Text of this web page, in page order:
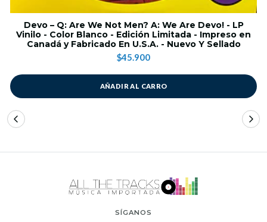
Devo – Q: Are We Not Men? A: We Are Devo! - LP
Vinilo - Color Blanco - Edición Limitada - Impreso en
Canadá y Fabricado En U.S.A. - Nuevo Y Sellado
$45.900
AÑADIR AL CARRO
SÍGANOS